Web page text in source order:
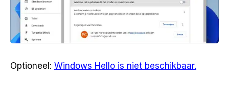
Optioneel: Windows Hello is niet beschikbaar.